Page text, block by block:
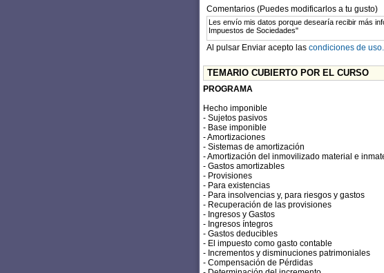
Comentarios (Puedes modificarlos a tu gusto)
Al pulsar Enviar acepto las condiciones de uso.
TEMARIO CUBIERTO POR EL CURSO
PROGRAMA
Hecho imponible
- Sujetos pasivos
- Base imponible
- Amortizaciones
- Sistemas de amortización
- Amortización del inmovilizado material e
- Gastos amortizables
- Provisiones
- Para existencias
- Para insolvencias y, para riesgos y gastos
- Recuperación de las provisiones
- Ingresos y Gastos
- Ingresos íntegros
- Gastos deducibles
- El impuesto como gasto contable
- Incrementos y disminuciones patrimoniales
- Compensación de Pérdidas